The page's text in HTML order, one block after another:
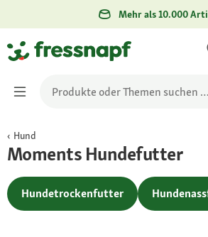
Mehr als 10.000
Hund
Moments Hundefutter
Hundetrockenfutter